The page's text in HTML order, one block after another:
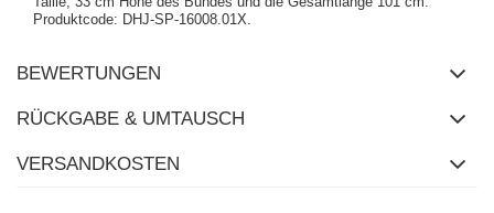
Produktcode: DHJ-SP-16008.01X.
BEWERTUNGEN
RÜCKGABE & UMTAUSCH
VERSANDKOSTEN